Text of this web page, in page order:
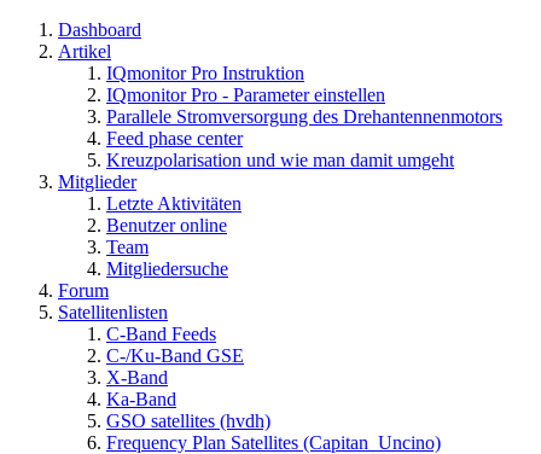
Dashboard
Artikel
IQmonitor Pro Instruktion
IQmonitor Pro - Parameter einstellen
Parallele Stromversorgung des Drehantennenmotors
Feed phase center
Kreuzpolarisation und wie man damit umgeht
Mitglieder
Letzte Aktivitäten
Benutzer online
Team
Mitgliedersuche
Forum
Satellitenlisten
C-Band Feeds
C-/Ku-Band GSE
X-Band
Ka-Band
GSO satellites (hvdh)
Frequency Plan Satellites (Capitan_Uncino)